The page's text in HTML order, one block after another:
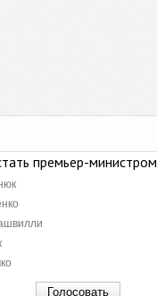
премьер-министром